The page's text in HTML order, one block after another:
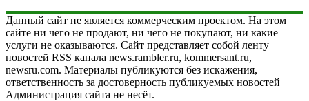
Данный сайт не является коммерческим проектом. На этом
сайте ни чего не продают, ни чего не покупают, ни какие
услуги не оказываются. Сайт представляет собой ленту
новостей RSS канала news.rambler.ru, kommersant.ru,
newsru.com. Материалы публикуются без искажения,
ответственность за достоверность публикуемых новостей
Администрация сайта не несёт.